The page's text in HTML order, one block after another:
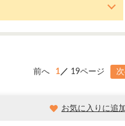
前へ 1 19ページ
お気に入りに追加